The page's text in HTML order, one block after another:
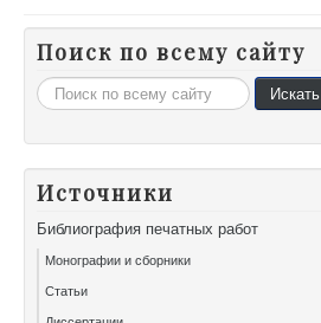
Поиск по всему сайту
Искать... Искать
Источники
Библиография печатных работ
Монографии и сборники
Статьи